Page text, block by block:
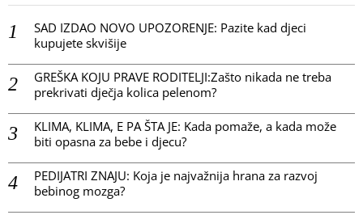
SAD IZDAO NOVO UPOZORENJE: Pazite kad djeci
kupujete skvišije
GREŠKA KOJU PRAVE RODITELJI:Zašto nikada ne treba
prekrivati dječja kolica pelenom?
KLIMA, KLIMA, E PA ŠTA JE: Kada pomaže, a kada može
biti opasna za bebe i djecu?
PEDIJATRI ZNAJU: Koja je najvažnija hrana za razvoj
bebinog mozga?